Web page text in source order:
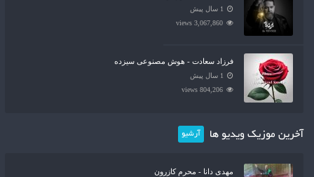
1 سال پیش
3,067,860 views
فرزاد سعادت - هوش مصنوعی سیزده
1 سال پیش
804,206 views
آخرین موزیک ویدیو ها آرشیو
مهدی دانا - محرم کازرون